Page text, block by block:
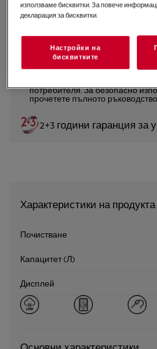
безопасност съгласно
потребителя. За безопасно
прочетете пълното
2+3 години гаранция за
Характеристики на продукта
Почистване
Капацитет (Л)
Дисплей
използваме бисквитки. За повече
декларация за бисквитки.
Настройки на
бисквитките